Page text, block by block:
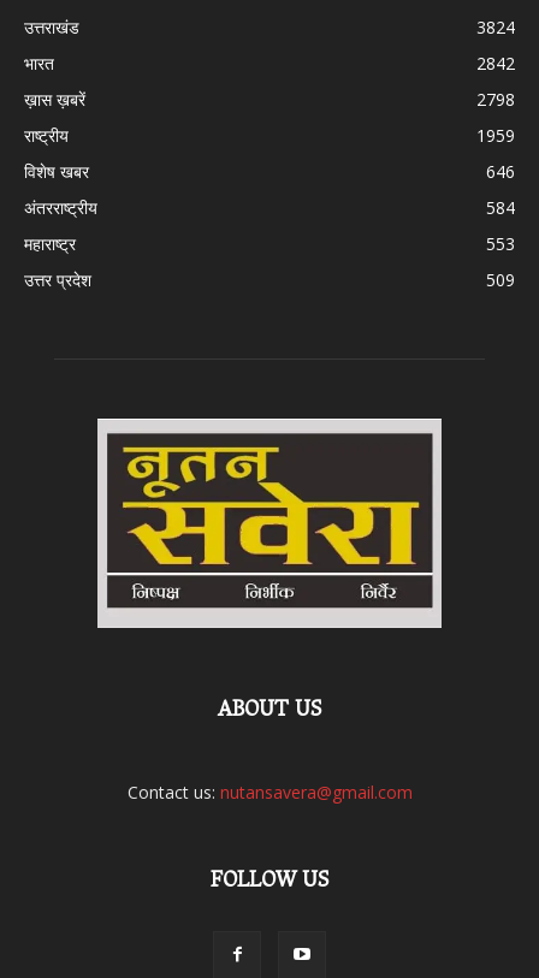
उत्तराखंड
3824
भारत
2842
ख़ास ख़बरें
2798
राष्ट्रीय
1959
विशेष खबर
646
अंतरराष्ट्रीय
584
महाराष्ट्र
553
उत्तर प्रदेश
509
ABOUT US
Contact us: nutansavera@gmail.com
FOLLOW US